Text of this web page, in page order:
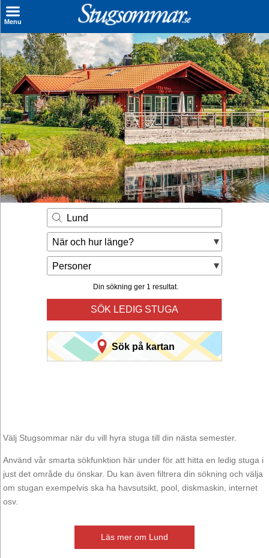
Menu
Sök stuga
Sista Minuten
Genvägar
Inspiration
Kontakt
Husägare
Se hur mycket du kan tjäna
Räkna ut din
hyresintäkt
Lund
När och hur länge?
Personer
Din sökning ger 1 resultat.
SÖK LEDIG STUGA
Sök på kartan
Välj Stugsommar när du vill hyra stuga till din nästa semester.
Använd vår smarta sökfunktion här under för att hitta en ledig stuga i
just det område du önskar. Du kan även filtrera din sökning och välja
om stugan exempelvis ska ha havsutsikt, pool, diskmaskin, internet
osv.
Läs mer om Lund